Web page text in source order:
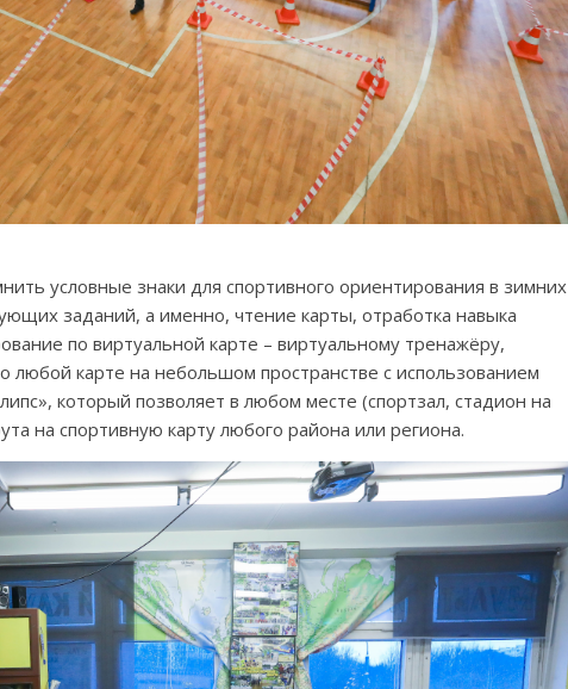
условные знаки для спортивного ориентирования в зимних
заданий, а именно, чтение карты, отработка навыка
по виртуальной карте – виртуальному тренажёру,
карте на небольшом пространстве с использованием
который позволяет в любом месте (спортзал, стадион на
на спортивную карту любого района или региона.